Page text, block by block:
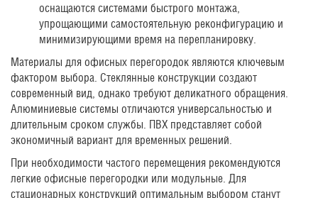
оснащаются системами быстрого монтажа,
упрощающими самостоятельную реконфигурацию и
минимизирующими время на перепланировку.
Материалы для офисных перегородок являются ключевым
фактором выбора. Стеклянные конструкции создают
современный вид, однако требуют деликатного обращения.
Алюминиевые системы отличаются универсальностью и
длительным сроком службы. ПВХ представляет собой
экономичный вариант для временных решений.
При необходимости частого перемещения рекомендуются
легкие офисные перегородки или модульные. Для
стационарных конструкций оптимальным выбором станут